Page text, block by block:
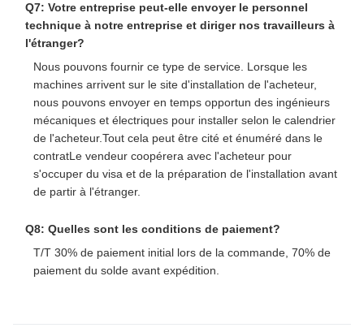
Q7: Votre entreprise peut-elle envoyer le personnel
technique à notre entreprise et diriger nos travailleurs à
l'étranger?
Nous pouvons fournir ce type de service. Lorsque les
machines arrivent sur le site d'installation de l'acheteur,
nous pouvons envoyer en temps opportun des ingénieurs
mécaniques et électriques pour installer selon le calendrier
de l'acheteur.Tout cela peut être cité et énuméré dans le
contratLe vendeur coopérera avec l'acheteur pour
s'occuper du visa et de la préparation de l'installation avant
de partir à l'étranger.
Q8: Quelles sont les conditions de paiement?
T/T 30% de paiement initial lors de la commande, 70% de
paiement du solde avant expédition.